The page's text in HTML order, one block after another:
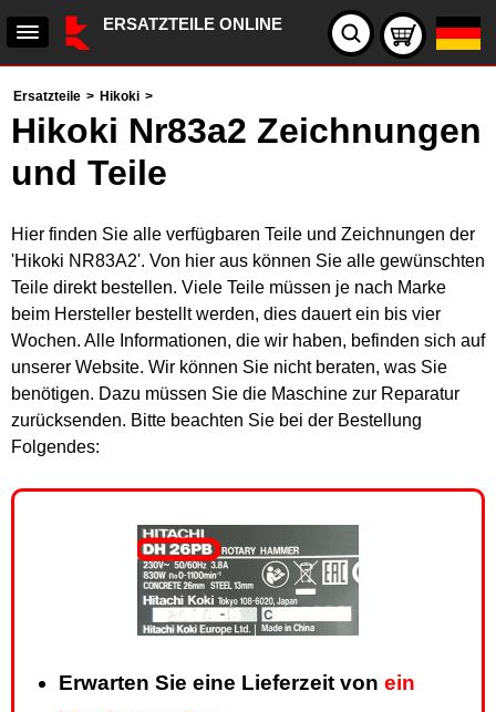
ERSATZTEILE ONLINE
Ersatzteile > Hikoki >
Hikoki Nr83a2 Zeichnungen
und Teile
Hier finden Sie alle verfügbaren Teile und Zeichnungen der
'Hikoki NR83A2'. Von hier aus können Sie alle gewünschten
Teile direkt bestellen. Viele Teile müssen je nach Marke
beim Hersteller bestellt werden, dies dauert ein bis vier
Wochen. Alle Informationen, die wir haben, befinden sich auf
unserer Website. Wir können Sie nicht beraten, was Sie
benötigen. Dazu müssen Sie die Maschine zur Reparatur
zurücksenden. Bitte beachten Sie bei der Bestellung
Folgendes:
Erwarten Sie eine Lieferzeit von ein